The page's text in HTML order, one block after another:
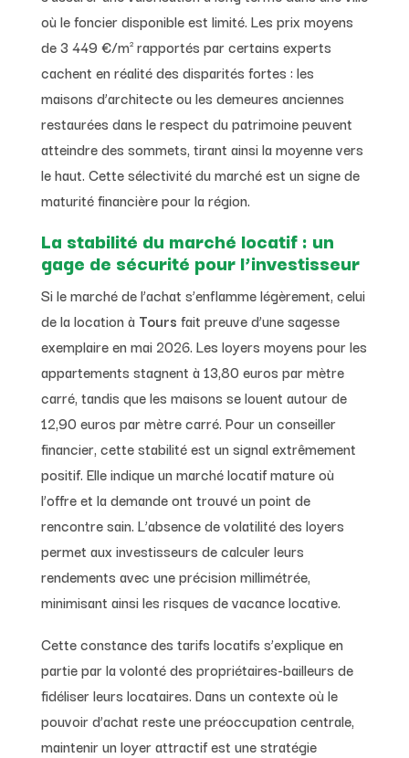
où le foncier disponible est limité. Les prix moyens
de 3 449 €/m² rapportés par certains experts
cachent en réalité des disparités fortes : les
maisons d’architecte ou les demeures anciennes
restaurées dans le respect du patrimoine peuvent
atteindre des sommets, tirant ainsi la moyenne vers
le haut. Cette sélectivité du marché est un signe de
maturité financière pour la région.
La stabilité du marché locatif : un
gage de sécurité pour l’investisseur
Si le marché de l’achat s’enflamme légèrement, celui
de la location à Tours fait preuve d’une sagesse
exemplaire en mai 2026. Les loyers moyens pour les
appartements stagnent à 13,80 euros par mètre
carré, tandis que les maisons se louent autour de
12,90 euros par mètre carré. Pour un conseiller
financier, cette stabilité est un signal extrêmement
positif. Elle indique un marché locatif mature où
l’offre et la demande ont trouvé un point de
rencontre sain. L’absence de volatilité des loyers
permet aux investisseurs de calculer leurs
rendements avec une précision millimétrée,
minimisant ainsi les risques de vacance locative.
Cette constance des tarifs locatifs s’explique en
partie par la volonté des propriétaires-bailleurs de
fidéliser leurs locataires. Dans un contexte où le
pouvoir d’achat reste une préoccupation centrale,
maintenir un loyer attractif est une stratégie